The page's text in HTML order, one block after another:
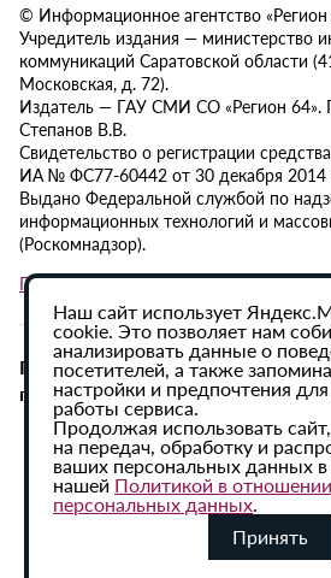
© Информационное агентство «Регион
Учредитель издания — министерство
коммуникаций Саратовской области
Московская, д. 72).
Издатель — ГАУ СМИ СО «Регион 64».
Степанов В.В.
Свидетельство о регистрации
ИА № ФС77-60442 от 30 декабря 2014
Выдано Федеральной службой по
информационных технологий и
(Роскомнадзор).
Политика в отношении обработки
При использовании материалов
гиперссылка на ИА «Регион 64»
Наш сайт использует
cookie. Это позволяет нам
анализировать данные о
посетителей, а также
настройки и предпочтения
работы сервиса.
Продолжая использовать
на передач, обработку и
ваших персональных данных в
нашей Политикой в
персональных данных.
Принять